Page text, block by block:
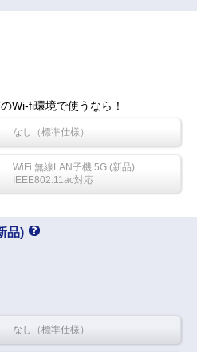
Wi-fi環境で使うなら！
なし（標準仕様）
WiFi 無線LAN子機 5G (新品)
IEEE802.11ac対応
品)
なし（標準仕様）